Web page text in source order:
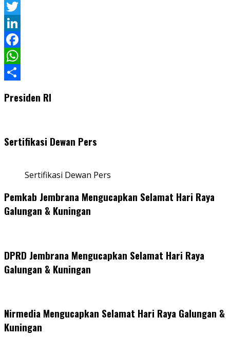
Pinterest
Twitter
LinkedIn
Facebook
WhatsApp
Presiden RI
Sertifikasi Dewan Pers
Sertifikasi Dewan Pers
Pemkab Jembrana Mengucapkan Selamat Hari Raya
Galungan & Kuningan
DPRD Jembrana Mengucapkan Selamat Hari Raya
Galungan & Kuningan
Nirmedia Mengucapkan Selamat Hari Raya Galungan &
Kuningan